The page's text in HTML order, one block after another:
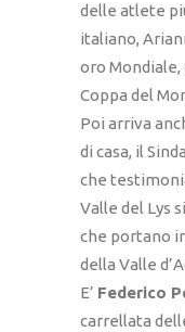
delle atlete
italiano,
oro
Coppa del
Poi arriva
di casa, il
che
Valle del Lys
che portano
della Valle
E’ Federico
carrellata